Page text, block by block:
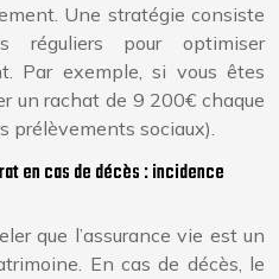
Une stratégie consiste
réguliers pour optimiser
Par exemple, si vous êtes
un rachat de 9 200€ chaque
prélèvements sociaux).
en cas de décès : incidence
que l’assurance vie est un
En cas de décès, le